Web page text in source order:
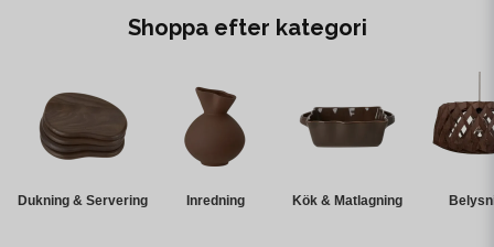
Shoppa efter kategori
Dukning & Servering Inredning Kök & Matlagning